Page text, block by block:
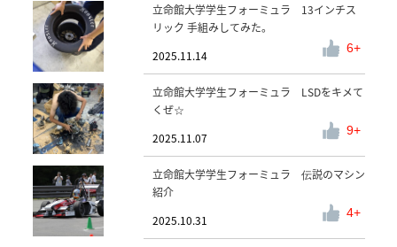
立命館大学学生フォーミュラ 13インチス
リック 手組みしてみた。
2025.11.14
6
立命館大学学生フォーミュラ LSDをキメて
くぜ☆
2025.11.07
9
立命館大学学生フォーミュラ 伝説のマシン
紹介
2025.10.31
4